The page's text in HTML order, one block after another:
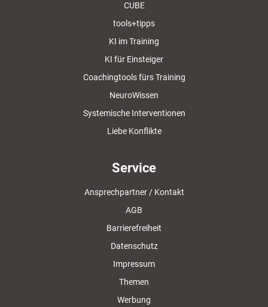
CUBE
tools+tipps
KI im Training
KI für Einsteiger
Coachingtools fürs Training
NeuroWissen
Systemische Interventionen
Liebe Konflikte
Service
Ansprechpartner / Kontakt
AGB
Barrierefreiheit
Datenschutz
Impressum
Themen
Werbung